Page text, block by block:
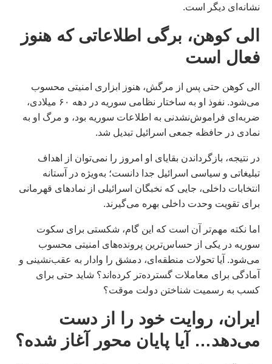
نشانه‌ای دیگر است.
الی کوهن، برگی اطلاعاتی که هنوز
فعال است
الی کوهن حتی پس از مرگش، هنوز ابزاری امنیتی محسوب
می‌شود. نفوذ او به ساختار نظامی سوریه در دهه ۶۰ میلادی،
ضربه‌ای فراموش‌نشدنی به اطلاعات سوریه بود، و مرگ او به
نمادی در حافظه جمعی اسرائیل تبدیل شد.
در نتیجه، بازگرداندن بقایای او امروز را نمی‌توان از اهداف
تبلیغاتی و سیاسی اسرائیل جدا دانست؛ به‌ویژه در آستانه
انتخابات داخلی، جایی که نخبگان اسرائیلی از نمادهای قهرمانی
برای تقویت وحدت داخلی بهره می‌گیرند.
اما نکته مهم‌تر آن است که این گام، شکستی برای سکوت
سوریه در یکی از حساس‌ترین پرونده‌های امنیتی محسوب
می‌شود. آیا تحولات منطقه‌ای، دمشق را وادار به عقب‌نشینی و
آمادگی برای معاملات گسترده‌تر کرده‌اند؟ شاید حتی برای
کسب به رسمیت شناختن دولت موقت؟
ایران، روایت خود را از دست
می‌دهد… آیا پایان محور آغاز شده؟